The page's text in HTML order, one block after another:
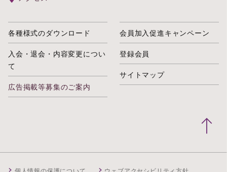
各種様式のダウンロード
入会・退会・内容変更につい
て
広告掲載等募集のご案内
会員加入促進キャンペーン
登録会員
サイトマップ